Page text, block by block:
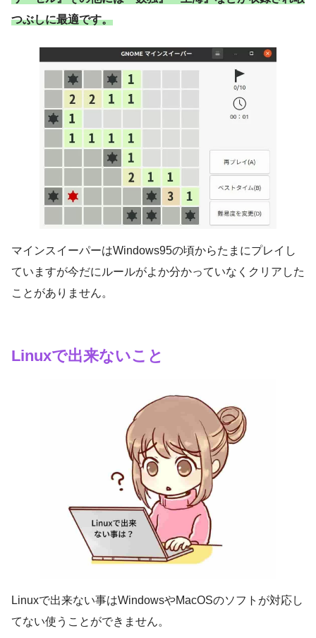
つぶしに最適です。
マインスイーパーはWindows95の頃からたまにプレイし
ていますが今だにルールがよか分かっていなくクリアした
ことがありません。
Linuxで出来ないこと
Linuxで出来ない事はWindowsやMacOSのソフトが対応し
てない使うことができません。